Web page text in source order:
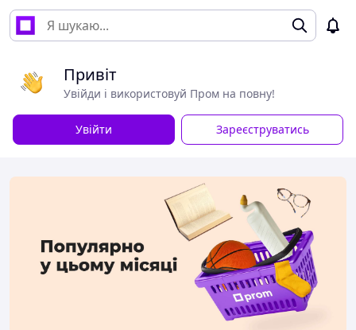
Привіт
Увійди і використовуй Пром на повну!
Увійти Зареєструватись